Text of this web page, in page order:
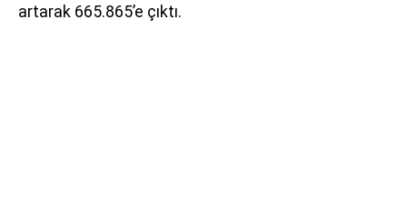
artarak 665.865’e çıktı.